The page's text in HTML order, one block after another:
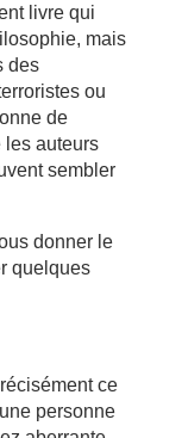
livre qui
mais
des
ou
de
les auteurs
sembler
donner le
quelques
ce
personne